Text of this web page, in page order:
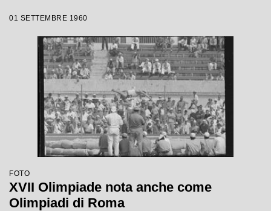
01 SETTEMBRE 1960
FOTO
XVII Olimpiade nota anche come
Olimpiadi di Roma